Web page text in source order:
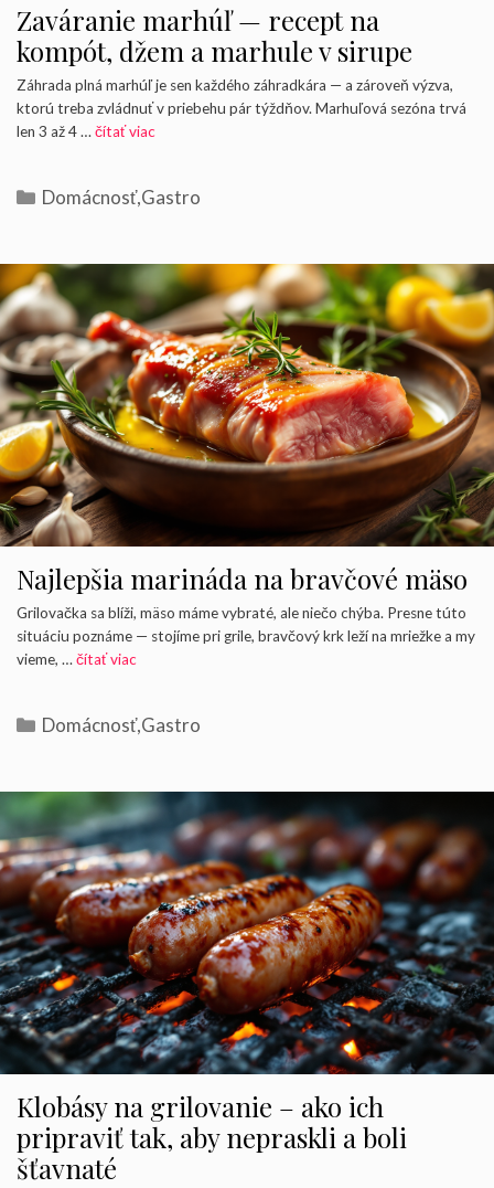
Zaváranie marhúľ — recept na
kompót, džem a marhule v sirupe
Záhrada plná marhúľ je sen každého záhradkára — a zároveň výzva,
ktorú treba zvládnuť v priebehu pár týždňov. Marhuľová sezóna trvá
len 3 až 4 … čítať viac
Kategórie
Domácnosť,Gastro
Najlepšia marináda na bravčové mäso
Grilovačka sa blíži, mäso máme vybraté, ale niečo chýba. Presne túto
situáciu poznáme — stojíme pri grile, bravčový krk leží na mriežke a my
vieme, … čítať viac
Kategórie
Domácnosť,Gastro
Klobásy na grilovanie – ako ich
pripraviť tak, aby nepraskli a boli
šťavnaté